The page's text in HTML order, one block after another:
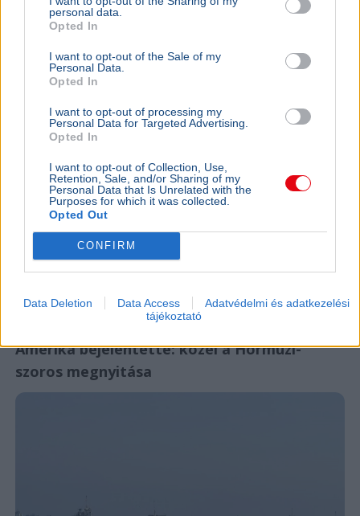
personal data.
Opted In
I want to opt-out of the Sale of my
Personal Data.
Opted In
I want to opt-out of processing my
Personal Data for Targeted Advertising.
Opted In
I want to opt-out of Collection, Use,
Retention, Sale, and/or Sharing of my
Personal Data that Is Unrelated with the
Purposes for which it was collected.
Opted Out
CONFIRM
Data Deletion Data Access
Adatvédelmi és adatkezelési
tájékoztató
Magyarország Időjárás Magyar Péter Paks
Atomerőmű
Hőség
Magyar Péter szerint a csütörtökön várható osztrák
csapadéktól függhet a Paksi Atomerőmű utolsó
turbinájának sorsa, a helyzet egyelőre stabil.
Bővebben...
GAZDASÁG 2026. augusztus 4.
Az Európai Bizottság egyelőre nem lát
problémát az atomenergia-ellátásban
Atomerőmű Európai Bizottság
Az Európai Bizottság szóvivője szerint egyelőre nincs
ellátásbiztonsági probléma az atomenergia-
országot érint. Bővebben...
Amerika bejelentette: közel a Hormuzi-
szoros megnyitása